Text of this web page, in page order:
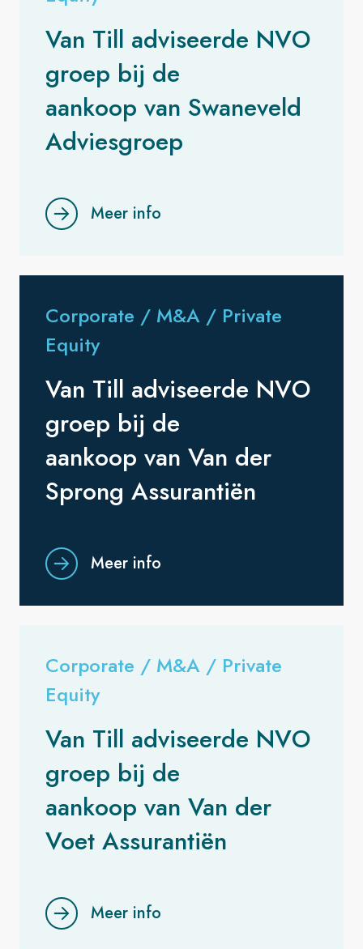
Van Till adviseerde NVO
groep bij de
aankoop van Swaneveld
Adviesgroep
Meer info
Corporate / M&A / Private
Equity
Van Till adviseerde NVO
groep bij de
aankoop van Van der
Sprong Assurantiën
Meer info
Corporate / M&A / Private
Equity
Van Till adviseerde NVO
groep bij de
aankoop van Van der
Voet Assurantiën
Meer info